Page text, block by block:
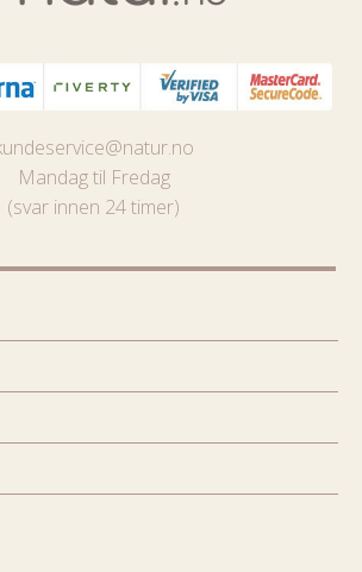
Mandag til Fredag
(svar innen 24 timer)